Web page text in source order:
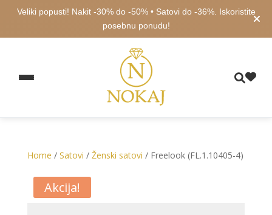
Veliki popusti! Nakit -30% do -50% • Satovi do -36%. Iskoristite
posebnu ponudu!
Home / Satovi / Ženski satovi / Freelook (FL.1.10405-4)
Akcija!